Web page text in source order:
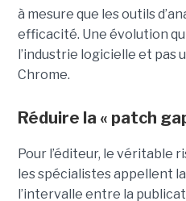
à mesure que les outils
efficacité. Une évolution
l’industrie logicielle et pas
Chrome.
Réduire la « patch
Pour l’éditeur, le véritable
les spécialistes appellent la
l’intervalle entre la